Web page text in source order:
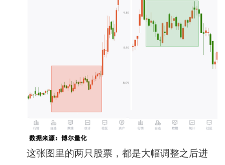
这张图里的两只股票，都是大幅调整之后进